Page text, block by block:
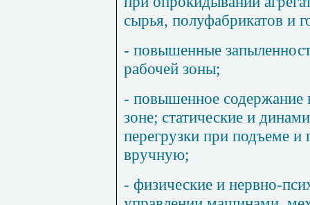
сырья, полуфабрикатов и
- повышенные
рабочей зоны;
- повышенное содержание
зоне; статические и
перегрузки при подъеме
вручную;
- физические и нервно-